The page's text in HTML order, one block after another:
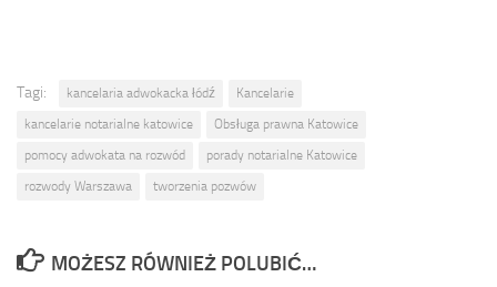
Tagi: kancelaria adwokacka łódź
Kancelarie
kancelarie notarialne katowice
Obsługa prawna Katowice
pomocy adwokata na rozwód
porady notarialne Katowice
rozwody Warszawa
tworzenia pozwów
MOŻESZ RÓWNIEŻ POLUBIĆ…